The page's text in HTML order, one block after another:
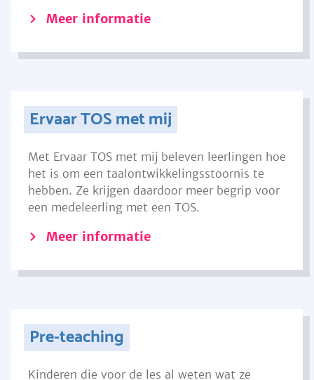
Meer informatie
Ervaar TOS met mij
Met Ervaar TOS met mij beleven leerlingen hoe
het is om een taalontwikkelingsstoornis te
hebben. Ze krijgen daardoor meer begrip voor
een medeleerling met een TOS.
Meer informatie
Pre-teaching
Kinderen die voor de les al weten wat ze